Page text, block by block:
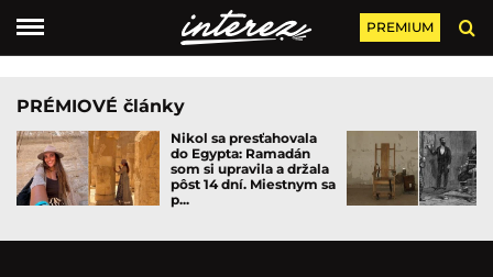
PREMIUM
PRÉMIOVÉ články
Nikol sa presťahovala
do Egypta: Ramadán
som si upravila a držala
pôst 14 dní. Miestnym sa
p...